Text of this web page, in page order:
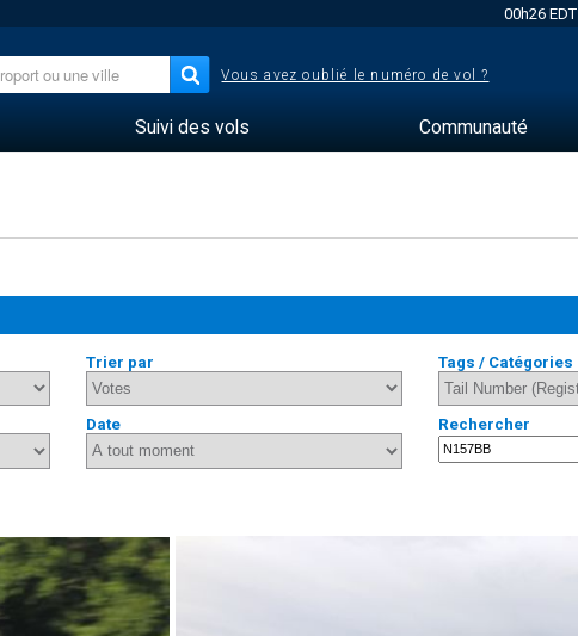
00h26 EDT
Vous avez oublié le numéro de vol ?
Suivi des vols Communauté
Trier par Tags / Catégories
Date Rechercher